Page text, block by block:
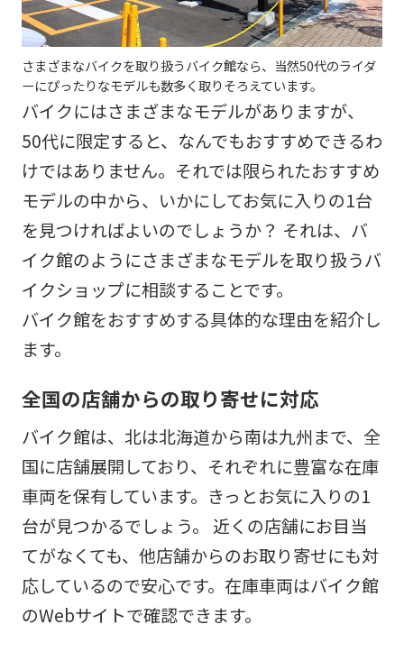
さまざまなバイクを取り扱うバイク館なら、当然50代のライダ
ーにぴったりなモデルも数多く取りそろえています。
バイクにはさまざまなモデルがありますが、
50代に限定すると、なんでもおすすめできるわ
けではありません。それでは限られたおすすめ
モデルの中から、いかにしてお気に入りの1台
を見つければよいのでしょうか？ それは、バ
イク館のようにさまざまなモデルを取り扱うバ
イクショップに相談することです。
バイク館をおすすめする具体的な理由を紹介し
ます。
全国の店舗からの取り寄せに対応
バイク館は、北は北海道から南は九州まで、全
国に店舗展開しており、それぞれに豊富な在庫
車両を保有しています。きっとお気に入りの1
台が見つかるでしょう。 近くの店舗にお目当
てがなくても、他店舗からのお取り寄せにも対
応しているので安心です。在庫車両はバイク館
のWebサイトで確認できます。